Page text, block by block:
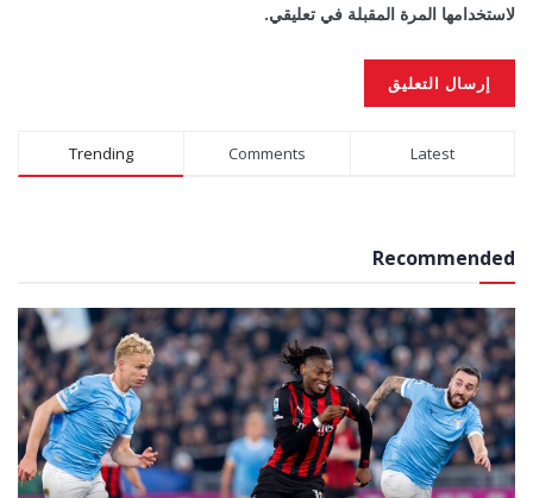
لاستخدامها المرة المقبلة في تعليقي.
Trending Comments Latest
Recommended